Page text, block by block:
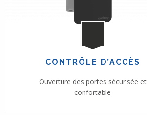
CONTRÔLE D’ACCÈS
Ouverture des portes sécurisée et
confortable